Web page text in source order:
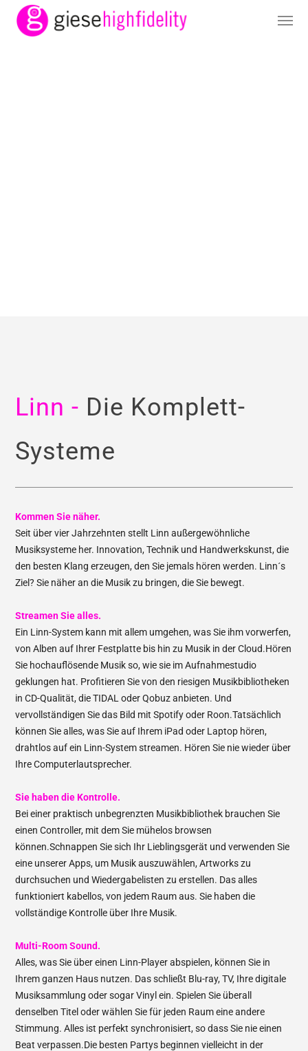
Linn - Die Komplett-
Systeme
Kommen Sie näher.
Seit über vier Jahrzehnten stellt Linn außergewöhnliche
Musiksysteme her. Innovation, Technik und Handwerkskunst, die
den besten Klang erzeugen, den Sie jemals hören werden. Linn´s
Ziel? Sie näher an die Musik zu bringen, die Sie bewegt.
Streamen Sie alles.
Ein Linn-System kann mit allem umgehen, was Sie ihm vorwerfen,
von Alben auf Ihrer Festplatte bis hin zu Musik in der Cloud.Hören
Sie hochauflösende Musik so, wie sie im Aufnahmestudio
geklungen hat. Profitieren Sie von den riesigen Musikbibliotheken
in CD-Qualität, die TIDAL oder Qobuz anbieten. Und
vervollständigen Sie das Bild mit Spotify oder Roon.Tatsächlich
können Sie alles, was Sie auf Ihrem iPad oder Laptop hören,
drahtlos auf ein Linn-System streamen. Hören Sie nie wieder über
Ihre Computerlautsprecher.
Sie haben die Kontrolle.
Bei einer praktisch unbegrenzten Musikbibliothek brauchen Sie
einen Controller, mit dem Sie mühelos browsen
können.Schnappen Sie sich Ihr Lieblingsgerät und verwenden Sie
eine unserer Apps, um Musik auszuwählen, Artworks zu
durchsuchen und Wiedergabelisten zu erstellen. Das alles
funktioniert kabellos, von jedem Raum aus. Sie haben die
vollständige Kontrolle über Ihre Musik.
Multi-Room Sound.
Alles, was Sie über einen Linn-Player abspielen, können Sie in
Ihrem ganzen Haus nutzen. Das schließt Blu-ray, TV, Ihre digitale
Musiksammlung oder sogar Vinyl ein. Spielen Sie überall
denselben Titel oder wählen Sie für jeden Raum eine andere
Stimmung. Alles ist perfekt synchronisiert, so dass Sie nie einen
Beat verpassen.Die besten Partys beginnen vielleicht in der